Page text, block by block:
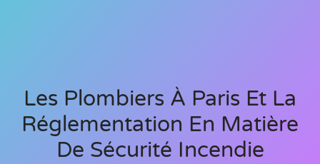
Les Plombiers À Paris Et La
Réglementation En Matière
De Sécurité Incendie